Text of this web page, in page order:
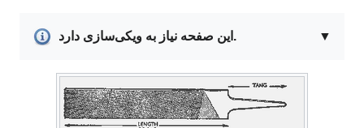
▼ این صفحه نیاز به ویکی‌سازی دارد.